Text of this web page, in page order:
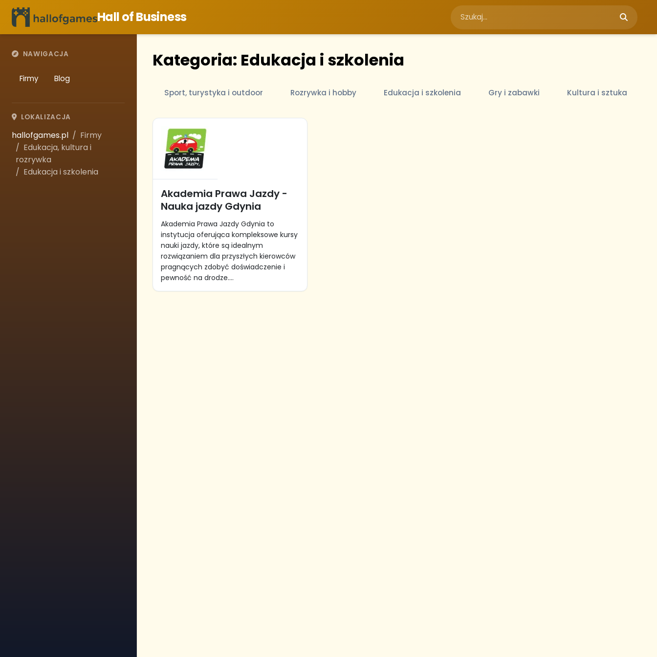
Hall of Business
NAWIGACJA
Firmy Blog
LOKALIZACJA
hallofgames.pl
Firmy
Edukacja, kultura i
rozrywka
Edukacja i szkolenia
Kategoria: Edukacja i szkolenia
Sport, turystyka i outdoor Rozrywka i hobby Edukacja i szkolenia Gry i zabawki Kultura i sztuka
Akademia Prawa Jazdy -
Nauka jazdy Gdynia
Akademia Prawa Jazdy Gdynia to
instytucja oferująca kompleksowe kursy
nauki jazdy, które są idealnym
rozwiązaniem dla przyszłych kierowców
pragnących zdobyć doświadczenie i
pewność na drodze....